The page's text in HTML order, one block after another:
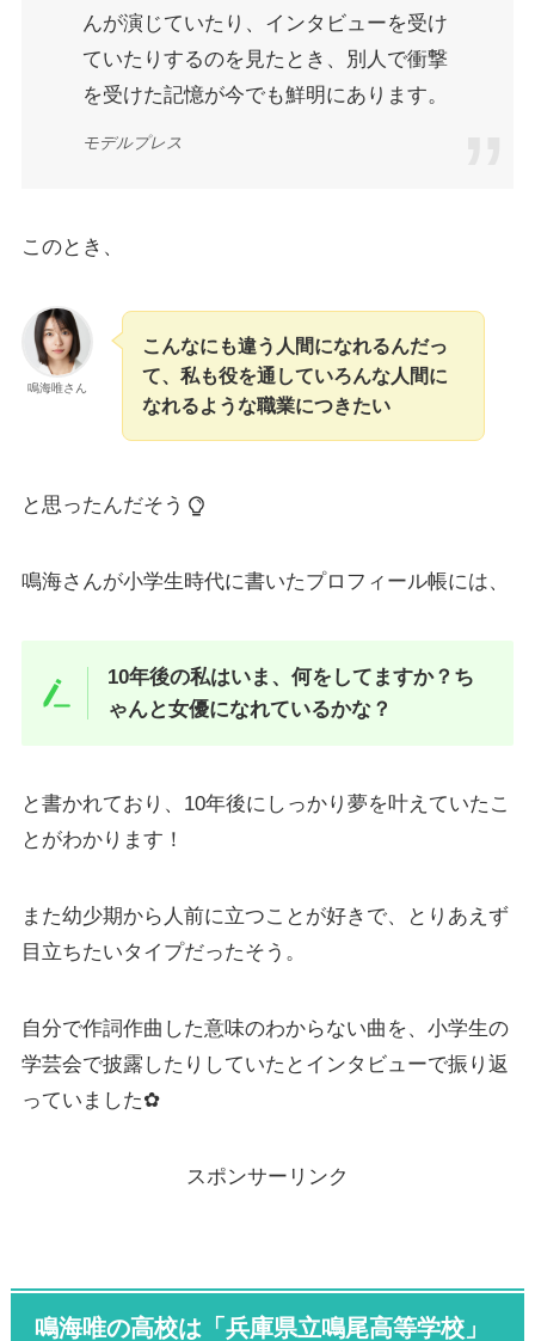
んが演じていたり、インタビューを受け
ていたりするのを見たとき、別人で衝撃
を受けた記憶が今でも鮮明にあります。
モデルプレス
このとき、
鳴海唯さん
こんなにも違う人間になれるんだっ
て、私も役を通していろんな人間に
なれるような職業につきたい
と思ったんだそう
鳴海さんが小学生時代に書いたプロフィール帳には、
10年後の私はいま、何をしてますか？ち
ゃんと女優になれているかな？
と書かれており、10年後にしっかり夢を叶えていたこ
とがわかります！
また幼少期から人前に立つことが好きで、とりあえず
目立ちたいタイプだったそう。
自分で作詞作曲した意味のわからない曲を、小学生の
学芸会で披露したりしていたとインタビューで振り返
っていました✿
スポンサーリンク
鳴海唯の高校は「兵庫県立鳴尾高等学校 」